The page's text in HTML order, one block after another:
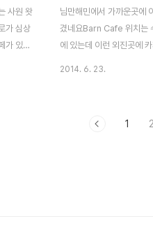
고 돌아
카페가
로 연
이를 세우고 타운을 바라
으로 지어진 목조 건물이
째 건물은 북카페입니다 커
사원 왓
가 심상
가 있었
님만해민에서 가까운곳에
겼네요Barn Cafe 위치는
에 있는데 이런 외진곳에
로 마감을 해서 좀 허접해
2014. 6. 23.
1 2